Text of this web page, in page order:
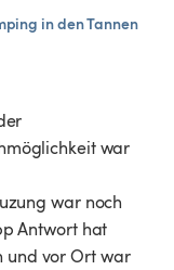
indenTannen
war
war noch
Antwort hat
und vor Ort war